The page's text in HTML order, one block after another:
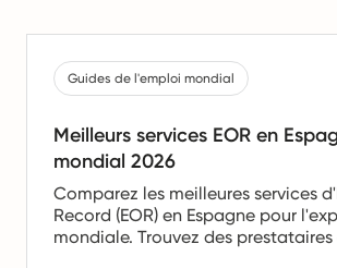
Guides de l'emploi mondial
Meilleurs services EOR en
mondial 2026
Comparez les meilleures services
Record (EOR) en Espagne pour
mondiale. Trouvez des prestataires